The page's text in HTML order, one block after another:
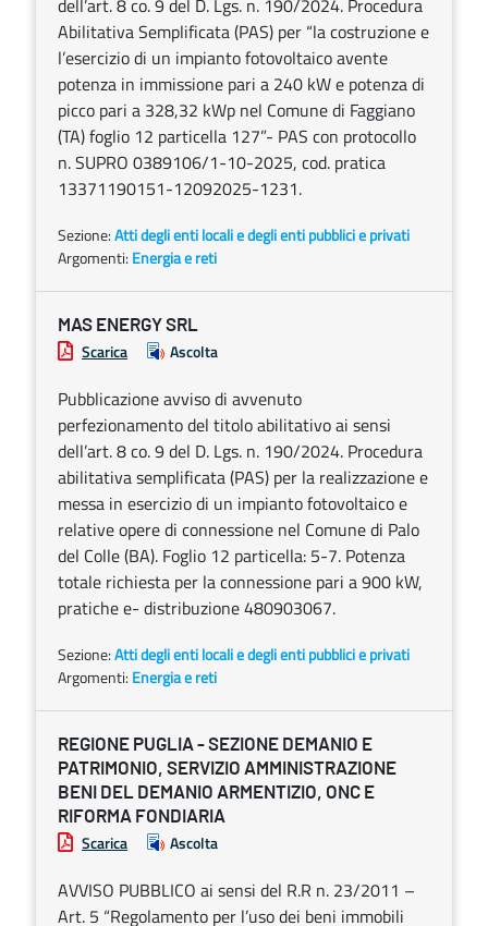
dell’art. 8 co. 9 del D. Lgs. n. 190/2024. Procedura
Abilitativa Semplificata (PAS) per “la costruzione e
l’esercizio di un impianto fotovoltaico avente
potenza in immissione pari a 240 kW e potenza di
picco pari a 328,32 kWp nel Comune di Faggiano
(TA) foglio 12 particella 127”- PAS con protocollo
n. SUPRO 0389106/1-10-2025, cod. pratica
13371190151-12092025-1231.
Sezione:Atti degli enti locali e degli enti pubblici e privati
Argomenti: Energia e reti
MAS ENERGY SRL
Scarica Ascolta
Pubblicazione avviso di avvenuto
perfezionamento del titolo abilitativo ai sensi
dell’art. 8 co. 9 del D. Lgs. n. 190/2024. Procedura
abilitativa semplificata (PAS) per la realizzazione e
messa in esercizio di un impianto fotovoltaico e
relative opere di connessione nel Comune di Palo
del Colle (BA). Foglio 12 particella: 5-7. Potenza
totale richiesta per la connessione pari a 900 kW,
pratiche e- distribuzione 480903067.
Sezione:Atti degli enti locali e degli enti pubblici e privati
Argomenti: Energia e reti
REGIONE PUGLIA - SEZIONE DEMANIO E
PATRIMONIO, SERVIZIO AMMINISTRAZIONE
BENI DEL DEMANIO ARMENTIZIO, ONC E
RIFORMA FONDIARIA
Scarica Ascolta
AVVISO PUBBLICO ai sensi del R.R n. 23/2011 –
Art. 5 “Regolamento per l’uso dei beni immobili